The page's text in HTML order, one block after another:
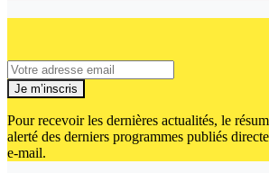
Je m’inscris
Pour recevoir les dernières actualités, le
alerté des derniers programmes publiés
e-mail.